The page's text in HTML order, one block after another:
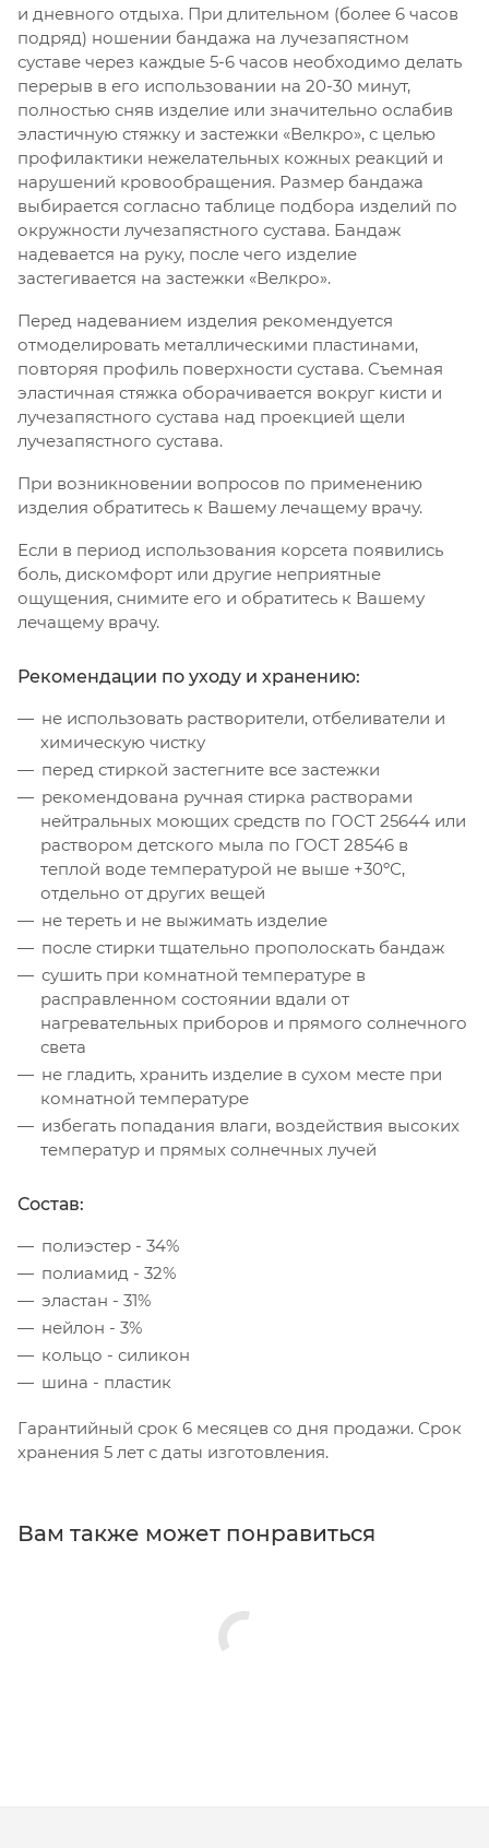
и дневного отдыха. При длительном (более 6 часов
подряд) ношении бандажа на лучезапястном
суставе через каждые 5-6 часов необходимо делать
перерыв в его использовании на 20-30 минут,
полностью сняв изделие или значительно ослабив
эластичную стяжку и застежки «Велкро», с целью
профилактики нежелательных кожных реакций и
нарушений кровообращения. Размер бандажа
выбирается согласно таблице подбора изделий по
окружности лучезапястного сустава. Бандаж
надевается на руку, после чего изделие
застегивается на застежки «Велкро».
Перед надеванием изделия рекомендуется
отмоделировать металлическими пластинами,
повторяя профиль поверхности сустава. Съемная
эластичная стяжка оборачивается вокруг кисти и
лучезапястного сустава над проекцией щели
лучезапястного сустава.
При возникновении вопросов по применению
изделия обратитесь к Вашему лечащему врачу.
Если в период использования корсета появились
боль, дискомфорт или другие неприятные
ощущения, снимите его и обратитесь к Вашему
лечащему врачу.
Рекомендации по уходу и хранению:
не использовать растворители, отбеливатели и
химическую чистку
перед стиркой застегните все застежки
рекомендована ручная стирка растворами
нейтральных моющих средств по ГОСТ 25644 или
раствором детского мыла по ГОСТ 28546 в
теплой воде температурой не выше +30ºС,
отдельно от других вещей
не тереть и не выжимать изделие
после стирки тщательно прополоскать бандаж
сушить при комнатной температуре в
расправленном состоянии вдали от
нагревательных приборов и прямого солнечного
света
не гладить, хранить изделие в сухом месте при
комнатной температуре
избегать попадания влаги, воздействия высоких
температур и прямых солнечных лучей
Состав:
полиэстер - 34%
полиамид - 32%
эластан - 31%
нейлон - 3%
кольцо - силикон
шина - пластик
Гарантийный срок 6 месяцев со дня продажи. Срок
хранения 5 лет с даты изготовления.
Вам также может понравиться